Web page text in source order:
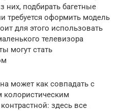
них, подбирать багетные
требуется оформить модель
для этого использовать
телевизора
могут стать
может как совпадать с
здесь все